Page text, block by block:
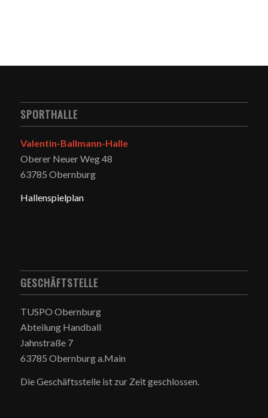
SPORTHALLE
Valentin-Ballmann-Halle
Oberer Neuer Weg 48
63785 Obernburg
Hallenspielplan
GESCHÄFTSTELLE
TUSPO Obernburg
Abteilung Handball
Jahnstraße 7
63785 Obernburg a.Main
Die Geschäftsstelle ist zur Zeit geschlossen.